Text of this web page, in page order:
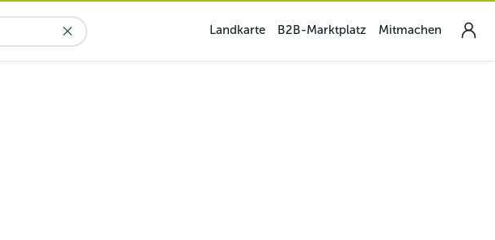
Landkarte B2B-Marktplatz Mitmachen